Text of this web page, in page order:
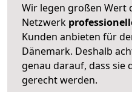
Wir legen großen Wert
Netzwerk
Kunden anbieten für
Dänemark. Deshalb
genau darauf, dass sie
gerecht werden.